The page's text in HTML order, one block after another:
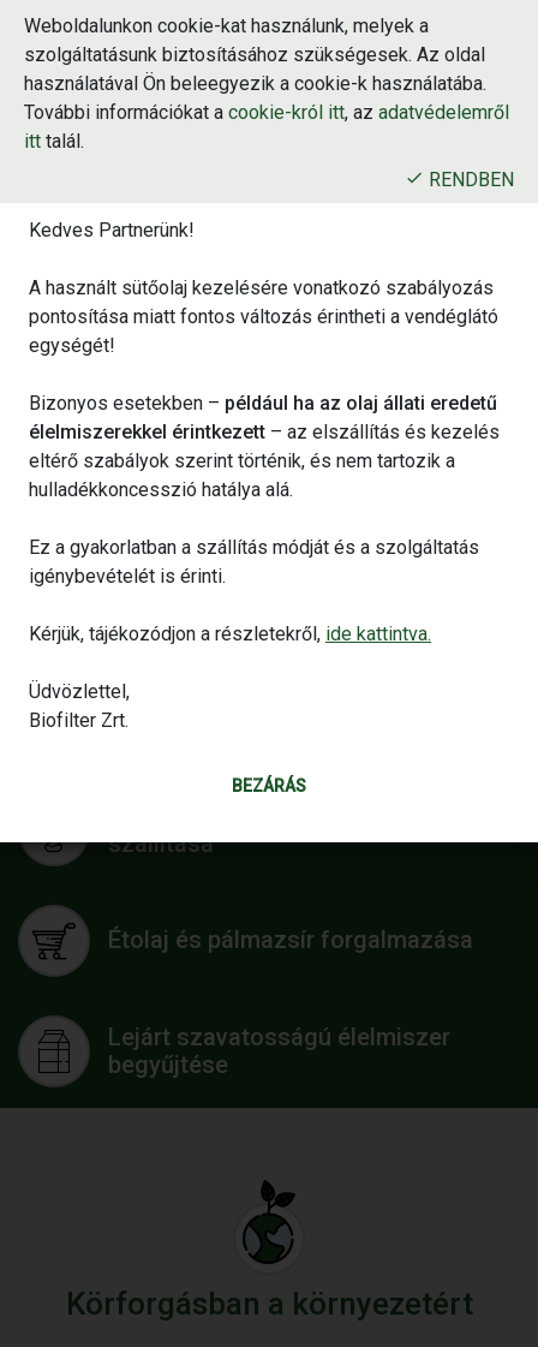
Weboldalunkon cookie-kat használunk, melyek a
szolgáltatásunk biztosításához szükségesek. Az oldal
használatával Ön beleegyezik a cookie-k használatába.
További információkat a cookie-król itt, az adatvédelemről
itt talál.
RENDBEN
Ugrás
tartalomra
Ha a használt sütőolaj állati eredetű
élelmiszerekkel (pl. hús, hal, tojás,
hulladékkoncesszión kívül történik.
Ebben az esetben kérjük, a
Megrendelés menüpontban adja le
igényét, és válassza az „Állati zsírt
sütőzsiradék” szolgáltatást.
Használt sütőolaj elszállítása és
feldolgozása
szállítása
Étolaj és pálmazsír forgalmazása
Lejárt szavatosságú élelmiszer
begyűjtése
Körforgásban a környezetért
FONTOS TÁJÉKOZTATÁS A HASZNÁLT SÜTŐOLAJ
ELSZÁLLÍTÁSÁRÓL
×
Kedves Partnerünk!
A használt sütőolaj kezelésére vonatkozó szabályozás
pontosítása miatt fontos változás érintheti a vendéglátó
egységét!
Bizonyos esetekben – például ha az olaj állati eredetű
élelmiszerekkel érintkezett – az elszállítás és kezelés
eltérő szabályok szerint történik, és nem tartozik a
hulladékkoncesszió hatálya alá.
Ez a gyakorlatban a szállítás módját és a szolgáltatás
igénybevételét is érinti.
Kérjük, tájékozódjon a részletekről, ide kattintva.
Üdvözlettel,
Biofilter Zrt.
BEZÁRÁS